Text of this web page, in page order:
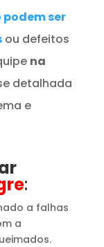
ser
ou defeitos
na
detalhada
e
:
a falhas
a